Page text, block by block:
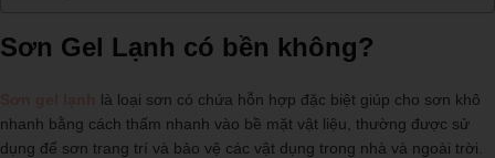
Sơn Gel Lạnh có bền không?
là loại sơn có chứa hỗn hợp đặc biệt giúp cho sơn khô
nhanh bằng cách thấm nhanh vào bề mặt vật liệu, thường được sử
dụng để sơn trang trí và bảo vệ các vật dụng trong nhà và ngoài trời.